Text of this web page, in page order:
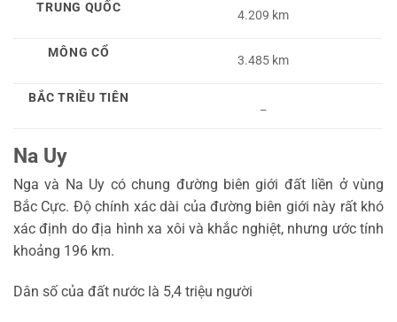
TRUNG QUỐC
4.209 km
MÔNG CỔ
3.485 km
BẮC TRIỀU TIÊN
Na Uy
Nga và Na Uy có chung đường biên giới đất liền ở vùng
Bắc Cực. Độ chính xác dài của đường biên giới này rất khó
xác định do địa hình xa xôi và khắc nghiệt, nhưng ước tính
khoảng 196 km.
Dân số của đất nước là 5,4 triệu người